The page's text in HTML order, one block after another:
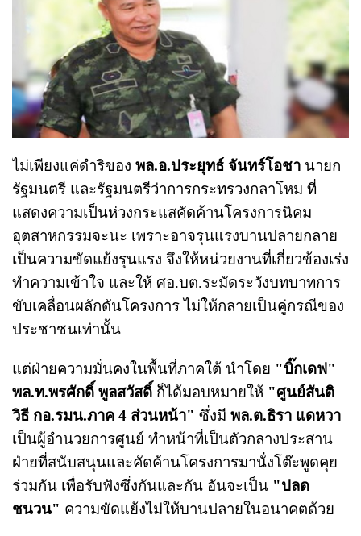
ไม่เพียงแค่ดำริของ พล.อ.ประยุทธ์ จันทร์โอชา นายก
รัฐมนตรี และรัฐมนตรีว่าการกระทรวงกลาโหม ที่
แสดงความเป็นห่วงกระแสคัดค้านโครงการนิคม
อุตสาหกรรมจะนะ เพราะอาจรุนแรงบานปลายกลาย
เป็นความขัดแย้งรุนแรง จึงให้หน่วยงานที่เกี่ยวข้องเร่ง
ทำความเข้าใจ และให้ ศอ.บต.ระมัดระวังบทบาทการ
ขับเคลื่อนผลักดันโครงการ ไม่ให้กลายเป็นคู่กรณีของ
ประชาชนเท่านั้น
แต่ฝ่ายความมั่นคงในพื้นที่ภาคใต้ นำโดย "บิ๊กเดฟ"
พล.ท.พรศักดิ์ พูลสวัสดิ์ ก็ได้มอบหมายให้ "ศูนย์สันติ
วิธี กอ.รมน.ภาค 4 ส่วนหน้า" ซึ่งมี พล.ต.ธิรา แดหวา
เป็นผู้อำนวยการศูนย์ ทำหน้าที่เป็นตัวกลางประสาน
ฝ่ายที่สนับสนุนและคัดค้านโครงการมานั่งโต๊ะพูดคุย
ร่วมกัน เพื่อรับฟังซึ่งกันและกัน อันจะเป็น "ปลด
ชนวน" ความขัดแย้งไม่ให้บานปลายในอนาคตด้วย